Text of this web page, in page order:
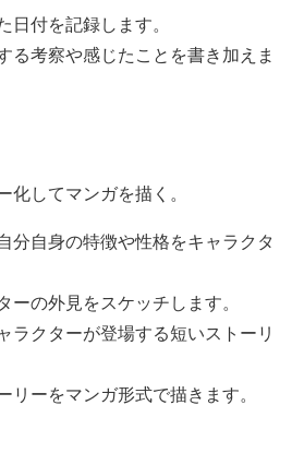
日付を記録します。
る考察や感じたことを書き加えま
化してマンガを描く。
分自身の特徴や性格をキャラクタ
ーの外見をスケッチします。
ラクターが登場する短いストーリ
リーをマンガ形式で描きます。